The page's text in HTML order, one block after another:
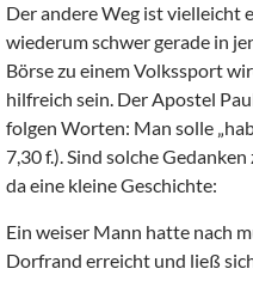
Der andere Weg ist vielleicht
wiederum schwer gerade in
Börse zu einem Volkssport
hilfreich sein. Der Apostel
folgen Worten: Man solle
7,30 f.). Sind solche
da eine kleine Geschichte:
Ein weiser Mann hatte nach
Dorfrand erreicht und ließ